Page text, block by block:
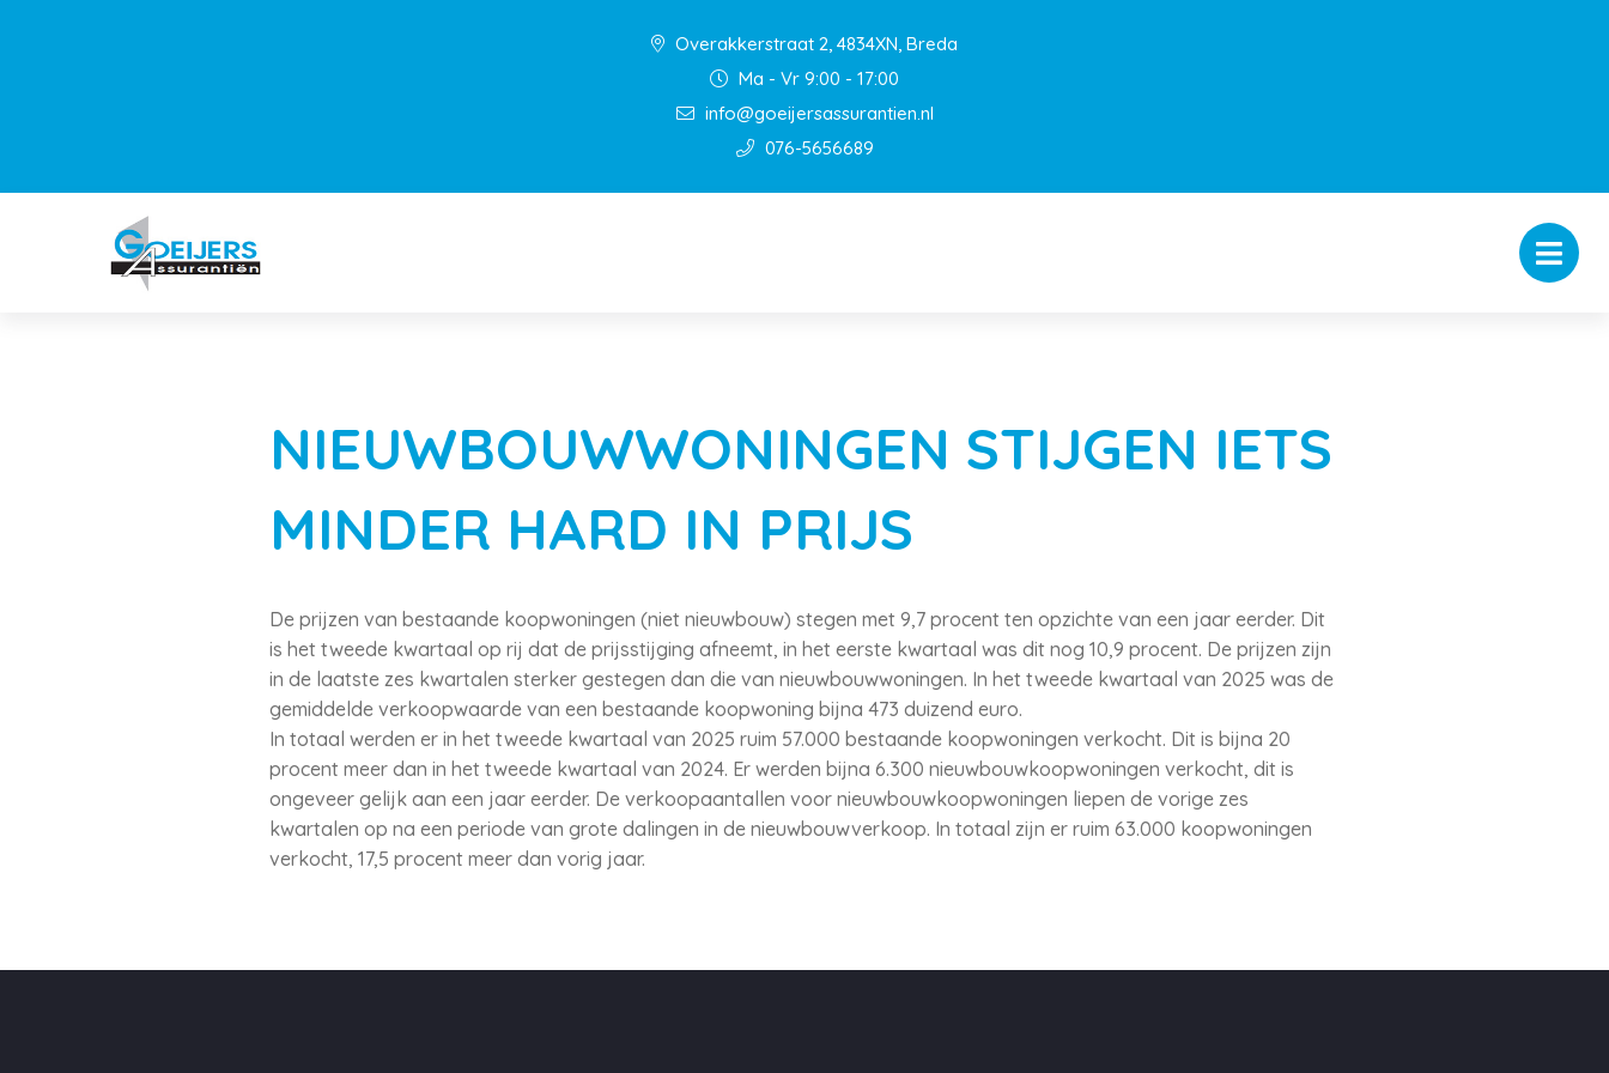
Overakkerstraat 2, 4834XN, Breda
Ma - Vr 9:00 - 17:00
info@goeijersassurantien.nl
076-5656689
NIEUWBOUWWONINGEN STIJGEN IETS
MINDER HARD IN PRIJS
De prijzen van bestaande koopwoningen (niet nieuwbouw) stegen met 9,7 procent ten opzichte van een jaar eerder. Dit
is het tweede kwartaal op rij dat de prijsstijging afneemt, in het eerste kwartaal was dit nog 10,9 procent. De prijzen zijn
in de laatste zes kwartalen sterker gestegen dan die van nieuwbouwwoningen. In het tweede kwartaal van 2025 was de
gemiddelde verkoopwaarde van een bestaande koopwoning bijna 473 duizend euro.
In totaal werden er in het tweede kwartaal van 2025 ruim 57.000 bestaande koopwoningen verkocht. Dit is bijna 20
procent meer dan in het tweede kwartaal van 2024. Er werden bijna 6.300 nieuwbouwkoopwoningen verkocht, dit is
ongeveer gelijk aan een jaar eerder. De verkoopaantallen voor nieuwbouwkoopwoningen liepen de vorige zes
kwartalen op na een periode van grote dalingen in de nieuwbouwverkoop. In totaal zijn er ruim 63.000 koopwoningen
verkocht, 17,5 procent meer dan vorig jaar.